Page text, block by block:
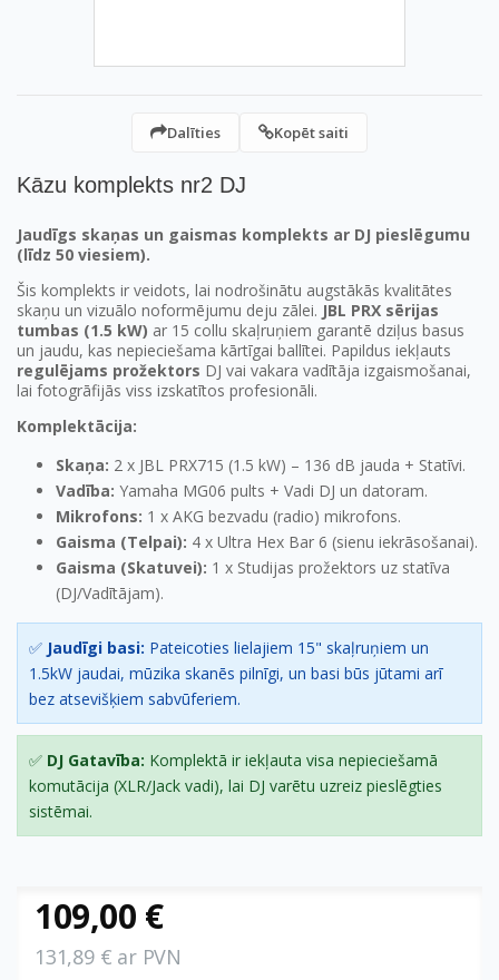
Dalīties Kopēt saiti
Kāzu komplekts nr2 DJ
Jaudīgs skaņas un gaismas komplekts ar DJ pieslēgumu
(līdz 50 viesiem).
Šis komplekts ir veidots, lai nodrošinātu augstākās kvalitātes
skaņu un vizuālo noformējumu deju zālei. JBL PRX sērijas
tumbas (1.5 kW) ar 15 collu skaļruņiem garantē dziļus basus
un jaudu, kas nepieciešama kārtīgai ballītei. Papildus iekļauts
regulējams prožektors DJ vai vakara vadītāja izgaismošanai,
lai fotogrāfijās viss izskatītos profesionāli.
Komplektācija:
Skaņa: 2 x JBL PRX715 (1.5 kW) – 136 dB jauda + Statīvi.
Vadība: Yamaha MG06 pults + Vadi DJ un datoram.
Mikrofons: 1 x AKG bezvadu (radio) mikrofons.
Gaisma (Telpai): 4 x Ultra Hex Bar 6 (sienu iekrāsošanai).
Gaisma (Skatuvei): 1 x Studijas prožektors uz statīva
(DJ/Vadītājam).
✅ Jaudīgi basi: Pateicoties lielajiem 15" skaļruņiem un
1.5kW jaudai, mūzika skanēs pilnīgi, un basi būs jūtami arī
bez atsevišķiem sabvūferiem.
✅ DJ Gatavība: Komplektā ir iekļauta visa nepieciešamā
komutācija (XLR/Jack vadi), lai DJ varētu uzreiz pieslēgties
sistēmai.
109,00 €
131,89 € ar PVN